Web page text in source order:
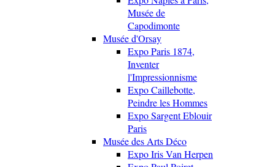
Musée de
Capodimonte
Musée d'Orsay
Expo Paris 1874,
Inventer
l'Impressionnisme
Expo Caillebotte,
Peindre les Hommes
Expo Sargent Eblouir
Paris
Musée des Arts Déco
Expo Iris Van Herpen